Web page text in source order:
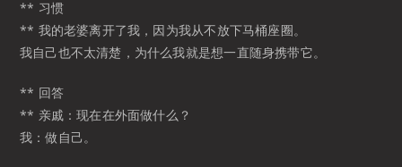
** 习惯
** 我的老婆离开了我，因为我从不放下马桶座圈。
我自己也不太清楚，为什么我就是想一直随身携带它。
** 回答
** 亲戚：现在在外面做什么？
我：做自己。